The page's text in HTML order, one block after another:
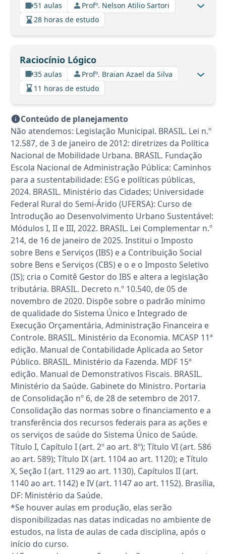
51 aulas
Profº. Nelson Atilio Sartori
28 horas de estudo
Raciocínio Lógico
35 aulas
Profº. Braian Azael da Silva
11 horas de estudo
Conteúdo de planejamento
Não atendemos: Legislação Municipal. BRASIL. Lei n.º
12.587, de 3 de janeiro de 2012: diretrizes da Política
Nacional de Mobilidade Urbana. BRASIL. Fundação
Escola Nacional de Administração Pública: Caminhos
para a sustentabilidade: ESG e políticas públicas,
2024. BRASIL. Ministério das Cidades; Universidade
Federal Rural do Semi-Árido (UFERSA): Curso de
Introdução ao Desenvolvimento Urbano Sustentável:
Módulos I, II e III, 2022. BRASIL. Lei Complementar n.º
214, de 16 de janeiro de 2025. Institui o Imposto
sobre Bens e Serviços (IBS) e a Contribuição Social
sobre Bens e Serviços (CBS) e o e o Imposto Seletivo
(IS); cria o Comitê Gestor do IBS e altera a legislação
tributária. BRASIL. Decreto n.º 10.540, de 05 de
novembro de 2020. Dispõe sobre o padrão mínimo
de qualidade do Sistema Único e Integrado de
Execução Orçamentária, Administração Financeira e
Controle. BRASIL. Ministério da Economia. MCASP 11ª
edição. Manual de Contabilidade Aplicada ao Setor
Público. BRASIL. Ministério da Fazenda. MDF 15ª
edição. Manual de Demonstrativos Fiscais. BRASIL.
Ministério da Saúde. Gabinete do Ministro. Portaria
de Consolidação nº 6, de 28 de setembro de 2017.
Consolidação das normas sobre o financiamento e a
transferência dos recursos federais para as ações e
os serviços de saúde do Sistema Único de Saúde.
Título I, Capítulo I (art. 2º ao art. 8º); Título VI (art. 586
ao art. 589); Título IX (art. 1104 ao art. 1120); e Título
X, Seção I (art. 1129 ao art. 1130), Capítulos II (art.
1140 ao art. 1142) e IV (art. 1147 ao art. 1152). Brasília,
DF: Ministério da Saúde.
*Se houver aulas em produção, elas serão
disponibilizadas nas datas indicadas no ambiente de
estudos, na lista de aulas de cada disciplina, após o
início do curso.